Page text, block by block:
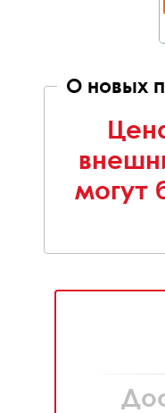
О новых
могут